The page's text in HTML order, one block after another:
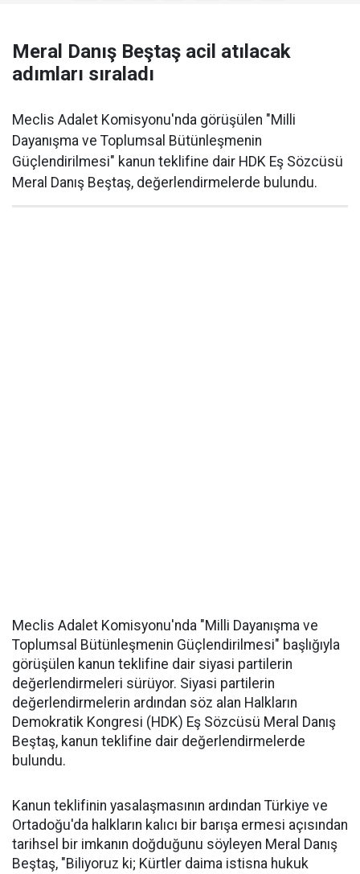
Meral Danış Beştaş acil atılacak
adımları sıraladı
Meclis Adalet Komisyonu'nda görüşülen "Milli
Dayanışma ve Toplumsal Bütünleşmenin
Güçlendirilmesi" kanun teklifine dair HDK Eş Sözcüsü
Meral Danış Beştaş, değerlendirmelerde bulundu.
Meclis Adalet Komisyonu'nda "Milli Dayanışma ve
Toplumsal Bütünleşmenin Güçlendirilmesi" başlığıyla
görüşülen kanun teklifine dair siyasi partilerin
değerlendirmeleri sürüyor. Siyasi partilerin
değerlendirmelerin ardından söz alan Halkların
Demokratik Kongresi (HDK) Eş Sözcüsü Meral Danış
Beştaş, kanun teklifine dair değerlendirmelerde
bulundu.
Kanun teklifinin yasalaşmasının ardından Türkiye ve
Ortadoğu'da halkların kalıcı bir barışa ermesi açısından
tarihsel bir imkanın doğduğunu söyleyen Meral Danış
Beştaş, "Biliyoruz ki; Kürtler daima istisna hukuk